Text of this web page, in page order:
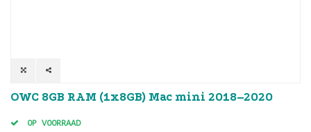
OWC 8GB RAM (1x8GB) Mac mini 2018–2020
OP VOORRAAD